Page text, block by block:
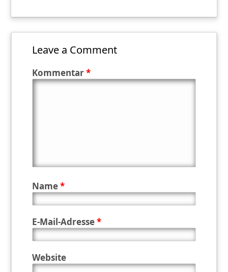
Leave a Comment
Kommentar*
Name*
E-Mail-Adresse*
Website